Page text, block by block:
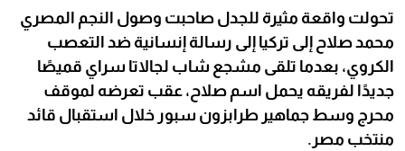
تحولت واقعة مثيرة للجدل صاحبت وصول النجم المصري
محمد صلاح إلى تركيا إلى رسالة إنسانية ضد التعصب
الكروي، بعدما تلقى مشجع شاب لجالاتا سراي قميصًا
جديدًا لفريقه يحمل اسم صلاح، عقب تعرضه لموقف
محرج وسط جماهير طرابزون سبور خلال استقبال قائد
منتخب مصر.